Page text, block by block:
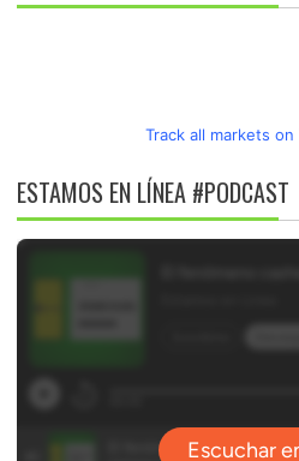
Track all markets
ESTAMOS EN LÍNEA #PODCAST